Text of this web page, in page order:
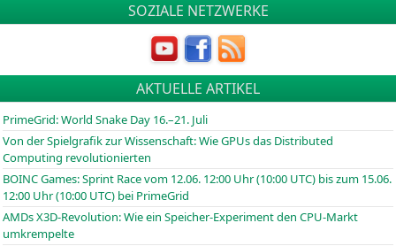
SOZIALE NETZWERKE
AKTUELLE ARTIKEL
PrimeGrid: World Snake Day 16.–21. Juli
Von der Spielgrafik zur Wissenschaft: Wie GPUs das Distributed
Computing revolutionierten
BOINCGames: Sprint Race vom 12.06. 12:00 Uhr (10:00 UTC) bis zum 15.06.
12:00 Uhr (10:00 UTC) bei PrimeGrid
AMDs X3D-Revolution: Wie ein Speicher-Experiment den CPU-Markt
umkrempelte